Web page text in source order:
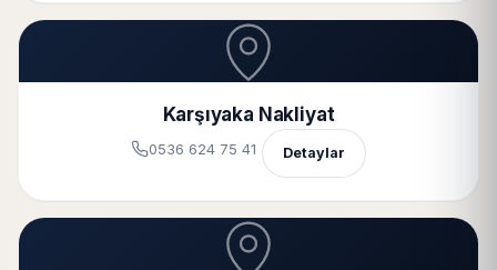
Karşıyaka Nakliyat
0536 624 75 41 Detaylar